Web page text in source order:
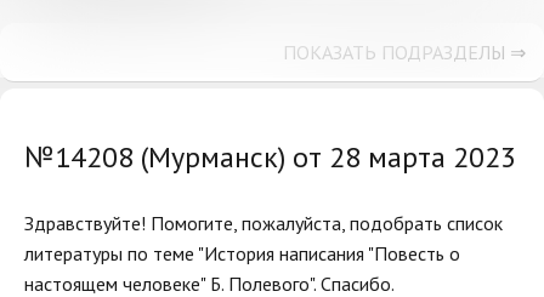
№14208 (Мурманск) от 28 марта 2023
Здравствуйте! Помогите, пожалуйста, подобрать список
литературы по теме "История написания "Повесть о
настоящем человеке" Б. Полевого". Спасибо.
ПОКАЗАТЬ ПОДРАЗДЕЛЫ ⇒